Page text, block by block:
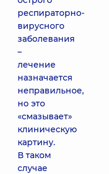
респираторно-
вирусного
заболевания
–
лечение
назначается
неправильное,
но это
«смазывает»
клиническую
картину.
В таком
случае